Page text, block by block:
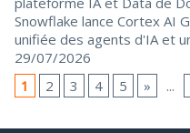
Snowflake lance Cortex AI
unifiée des agents d'IA et
29/07/2026
1
2 3 4 5 » ...